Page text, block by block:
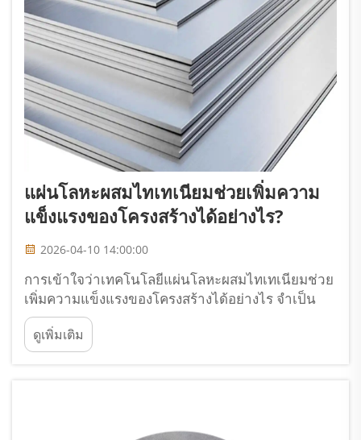
แผ่นโลหะผสมไทเทเนียมช่วยเพิ่มความ
แข็งแรงของโครงสร้างได้อย่างไร?
2026-04-10 14:00:00
การเข้าใจว่าเทคโนโลยีแผ่นโลหะผสมไทเทเนียมช่วย
เพิ่มความแข็งแรงของโครงสร้างได้อย่างไร จำเป็น
ต้องพิจารณาคุณสมบัติทางโลหะวิทยาขั้นพื้นฐานและ
กลไกทางวิศวกรรมที่ทำให้วัสดุเหล่านี้เหนือกว่าวัสดุ
แบบดั้งเดิม ความแข็งแรงเชิงกลที่โดดเด่น...
ดูเพิ่มเติม